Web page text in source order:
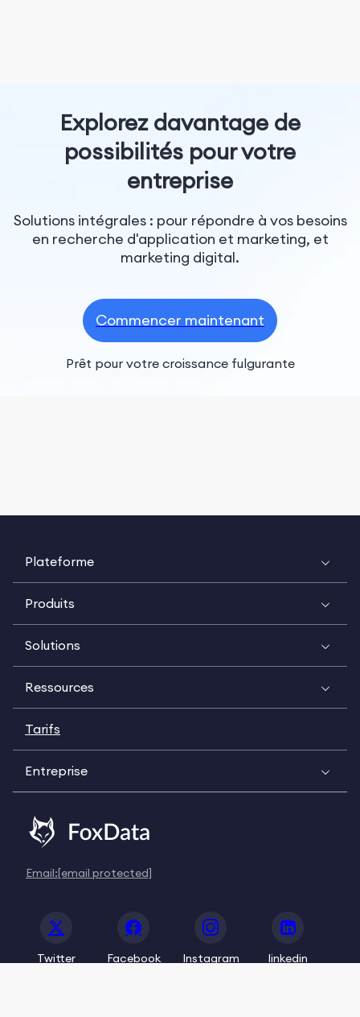
Explorez davantage de
possibilités pour votre
entreprise
Solutions intégrales : pour répondre à vos besoins
en recherche d'application et marketing, et
marketing digital.
Commencer maintenant
Prêt pour votre croissance fulgurante
Plateforme
Produits
Solutions
Ressources
Tarifs
Entreprise
Email:[email protected]
Twitter Facebook Instagram linkedin